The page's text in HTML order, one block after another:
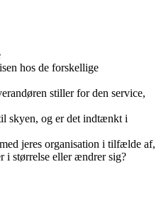
hos de forskellige
stiller for den service,
skyen, og er det indtænkt i
jeres organisation i tilfælde af,
i størrelse eller ændrer sig?